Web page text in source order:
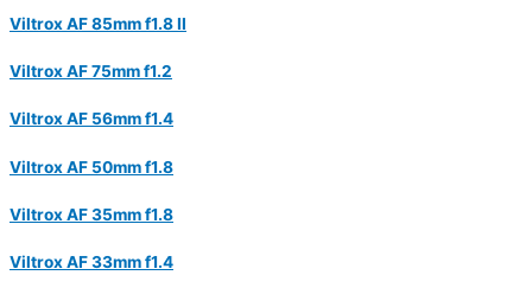
Viltrox AF 85mm f1.8 II
Viltrox AF 75mm f1.2
Viltrox AF 56mm f1.4
Viltrox AF 50mm f1.8
Viltrox AF 35mm f1.8
Viltrox AF 33mm f1.4